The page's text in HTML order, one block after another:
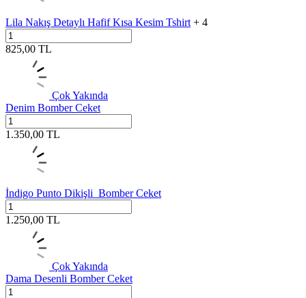
Lila Nakış Detaylı Hafif Kısa Kesim Tshirt + 4
825,00 TL
Çok Yakında
Denim Bomber Ceket
1.350,00 TL
İndigo Punto Dikişli Bomber Ceket
1.250,00 TL
Çok Yakında
Dama Desenli Bomber Ceket